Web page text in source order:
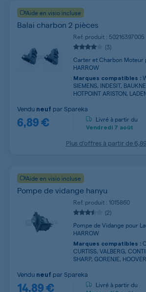
Aide en visio incluse
Balai charbon 2 pièces
Ref. produit : 50216397005
(3)
Carter et Charbon Moteur
HARROW
Marques compatibles :
SIEMENS, INDESIT,
HOTPOINT ARISTON,
6,89 €
Vendu neuf parSpareka
Livré à partir du
Vendredi 7 août
Plus d’offres à partir de
Aide en visio incluse
Pompe de vidange hanyu
Ref. produit : 1015860
(2)
Pompe de Vidange pour
HARROW
Marques compatibles :
CURTISS, VALBERG,
SHARP, GORENJE,
14,89 €
Vendu neuf parSpareka
Livré à partir du